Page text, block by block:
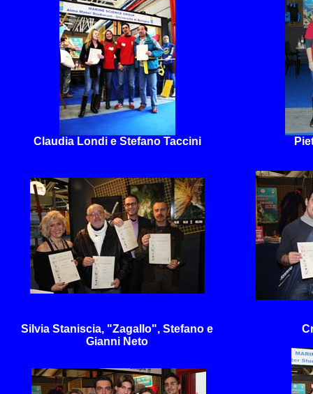
Claudia Londi e Stefano Taccini
Silvia Staniscia, "Zagallo", Stefano e
Gianni Neto